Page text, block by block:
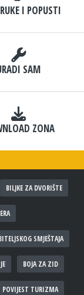
I POPUSTI
SAM
ZONA
BILJKE ZA DVORIŠTE
SMJEŠTAJA
BOJA ZA ZID
POVIJEST TURIZMA